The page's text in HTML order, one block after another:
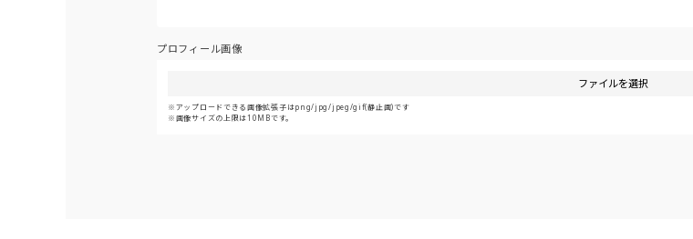
プロフィール画像
ファイルを選択
アップロードできる画像拡張子はpng/jpg/jpeg/gif(静止画)です
画像サイズの上限は10MBです。